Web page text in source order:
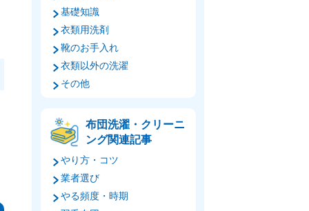
基礎知識
衣類用洗剤
靴のお手入れ
衣類以外の洗濯
その他
布団洗濯・クリーニ
ング関連記事
やり方・コツ
業者選び
やる頻度・時期